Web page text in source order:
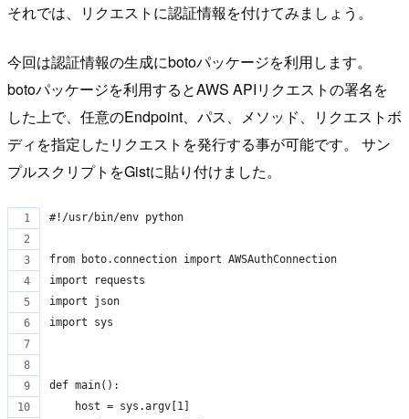
それでは、リクエストに認証情報を付けてみましょう。
今回は認証情報の生成にbotoパッケージを利用します。
botoパッケージを利用するとAWS APIリクエストの署名を
した上で、任意のEndpoint、パス、メソッド、リクエストボ
ディを指定したリクエストを発行する事が可能です。 サン
プルスクリプトをGistに貼り付けました。
#!/usr/bin/env python
from boto.connection import AWSAuthConnection
import requests
import json
import sys
def main():
    host = sys.argv[1]